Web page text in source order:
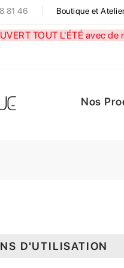
81 46 Boutique et
TOUT L'ÉTÉ avec
Nos
D'UTILISATION